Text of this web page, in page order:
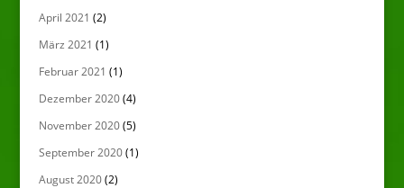
April 2021 (2)
März 2021 (1)
Februar 2021 (1)
Dezember 2020(4)
November 2020(5)
September 2020(1)
August 2020(2)